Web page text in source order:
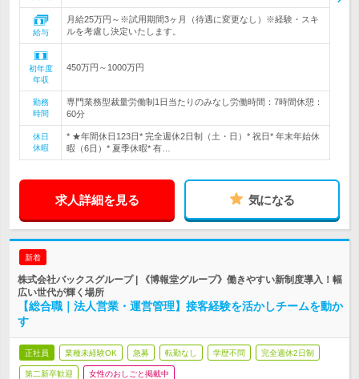
給与
月給25万円～※試用期間3ヶ月（待遇に変更なし）※経験・スキ
ルを考慮し決定いたします。
初年度
年収
450万円～1000万円
勤務
時間
専門業務型裁量労働制1日当たりのみなし労働時間：7時間休憩：
60分
休日
休暇
* ★年間休日123日* 完全週休2日制（土・日）* 祝日* 年末年始休
暇（6日）* 夏季休暇* 有…
求人詳細を見る 気になる
新着
株式会社バックスグループ | 《博報堂グループ》働きやすい新制度導入！幅
広い世代が輝く場所
【総合職｜法人営業・運営管理】接客経験を活かしチームを動か
す
正社員 業種未経験OK 急募 転勤なし 学歴不問 完全週休2日制
第二新卒歓迎 女性のおしごと掲載中